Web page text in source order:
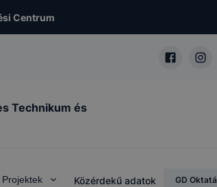
Centrum
Technikum és
Projektek Közérdekű adatok GD